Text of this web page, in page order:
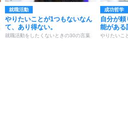
就職活動
やりたいことが1つもないなん
て、あり得ない。
就職活動をしたくないときの30の言葉
成功哲学
自分が
能がある
やりたいこ